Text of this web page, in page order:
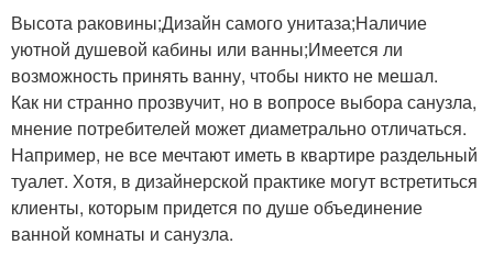
Высота раковины;Дизайн самого унитаза;Наличие
уютной душевой кабины или ванны;Имеется ли
возможность принять ванну, чтобы никто не мешал.
Как ни странно прозвучит, но в вопросе выбора санузла,
мнение потребителей может диаметрально отличаться.
Например, не все мечтают иметь в квартире раздельный
туалет. Хотя, в дизайнерской практике могут встретиться
клиенты, которым придется по душе объединение
ванной комнаты и санузла.